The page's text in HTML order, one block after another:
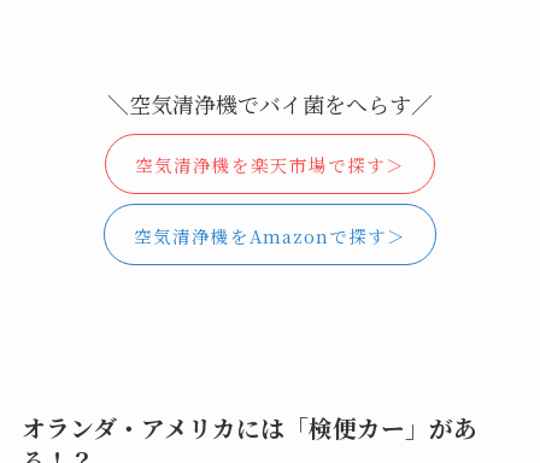
＼空気清浄機でバイ菌をへらす／
空気清浄機を楽天市場で探す＞
空気清浄機をAmazonで探す＞
オランダ・アメリカには「検便カー」があ